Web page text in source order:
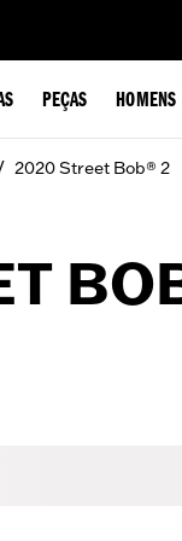
PEÇAS HOMENS
2020 Street Bob® 2